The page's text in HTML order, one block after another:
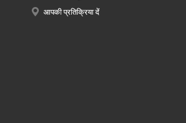
आपकी प्रतिक्रिया दें